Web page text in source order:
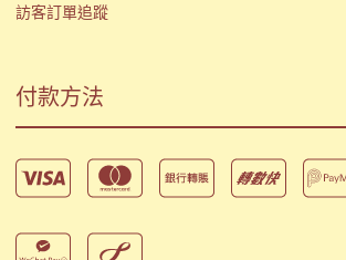
訪客訂單追蹤
付款方法